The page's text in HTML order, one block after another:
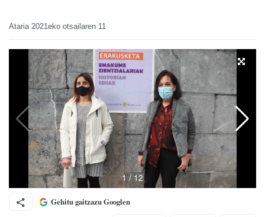
Ataria 2021eko otsailaren 11
Gehitu gaitzazu Googlen